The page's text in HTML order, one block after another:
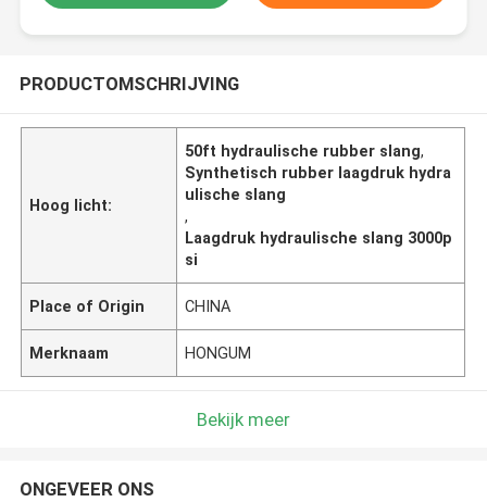
PRODUCTOMSCHRIJVING
Hoog licht:
50ft hydraulische rubber slang,
Synthetisch rubber laagdruk hydra
ulische slang
,
Laagdruk hydraulische slang 3000p
si
Place of Origin CHINA
Merknaam HONGUM
Bekijk meer
ONGEVEER ONS